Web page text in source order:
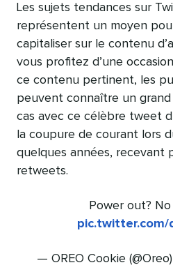
Les sujets tendances sur
représentent un moyen
capitaliser sur le contenu
vous profitez d’une
ce contenu pertinent, les
peuvent connaître un grand
cas avec ce célèbre tweet
la coupure de courant lors
quelques années, recevant
retweets.
Power out?
pic.twitter.com/
— OREO Cookie (@Oreo)